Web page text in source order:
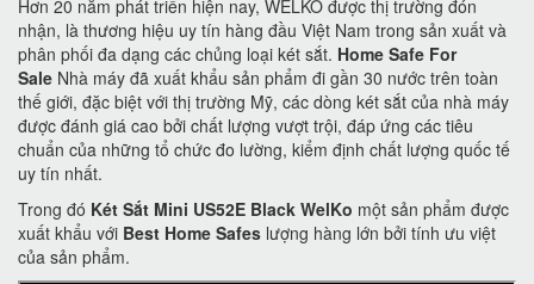
Hơn 20 năm phát triển hiện nay, WELKO được thị trường đón
nhận, là thương hiệu uy tín hàng đầu Việt Nam trong sản xuất và
phân phối đa dạng các chủng loại két sắt. Home Safe For
Sale Nhà máy đã xuất khẩu sản phẩm đi gần 30 nước trên toàn
thế giới, đặc biệt với thị trường Mỹ, các dòng két sắt của nhà máy
được đánh giá cao bởi chất lượng vượt trội, đáp ứng các tiêu
chuẩn của những tổ chức đo lường, kiểm định chất lượng quốc tế
uy tín nhất.
Trong đó Két Sắt Mini US52E Black WelKo một sản phẩm được
xuất khẩu với Best Home Safes lượng hàng lớn bởi tính ưu việt
của sản phẩm.